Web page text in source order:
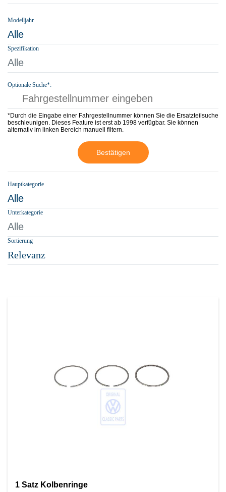
Modelljahr
Alle
Spezifikation
Alle
Optionale Suche*:
*Durch die Eingabe einer Fahrgestellnummer können Sie die Ersatzteilsuche
beschleunigen. Dieses Feature ist erst ab 1998 verfügbar. Sie können
alternativ im linken Bereich manuell filtern.
Bestätigen
Hauptkategorie
Alle
Unterkategorie
Alle
Sortierung
Relevanz
1 Satz Kolbenringe